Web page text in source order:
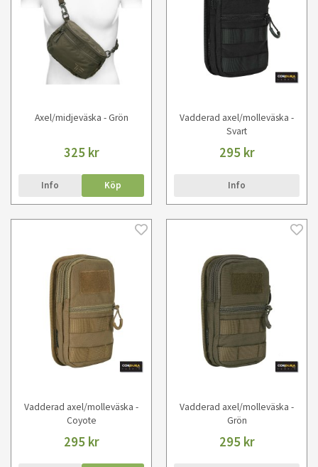
Axel/midjeväska - Grön
325 kr
Info Köp
Vadderad axel/molleväska -
Svart
295 kr
Info
Vadderad axel/molleväska -
Coyote
295 kr
Vadderad axel/molleväska -
Grön
295 kr